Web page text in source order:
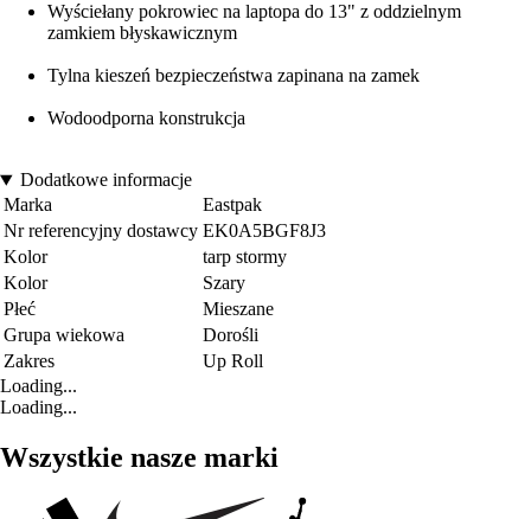
Wyściełany pokrowiec na laptopa do 13" z oddzielnym
zamkiem błyskawicznym
Tylna kieszeń bezpieczeństwa zapinana na zamek
Wodoodporna konstrukcja
Dodatkowe informacje
Marka
Eastpak
Nr referencyjny dostawcy EK0A5BGF8J3
Kolor
tarp stormy
Kolor
Szary
Płeć
Mieszane
Grupa wiekowa
Dorośli
Zakres
Up Roll
Loading...
Loading...
Wszystkie nasze marki